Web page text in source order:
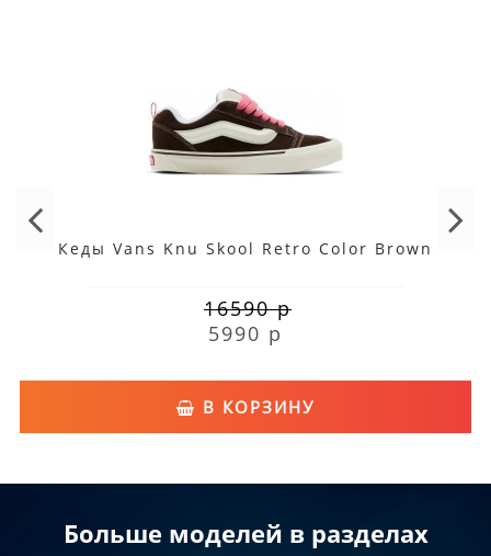
Кеды Vans Knu Skool Retro Color Brown
16590 р
5990 р
В КОРЗИНУ
Больше моделей в разделах